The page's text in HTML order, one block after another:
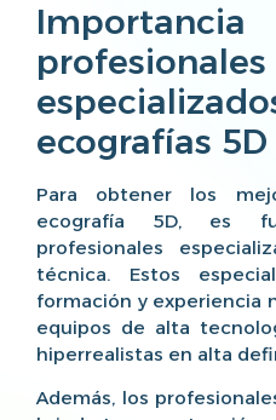
profesionales
ecografías 5D
Para obtener los
ecografía 5D, es
profesionales
técnica. Estos
formación y experiencia
equipos de alta
hiperrealistas en alta
Además, los